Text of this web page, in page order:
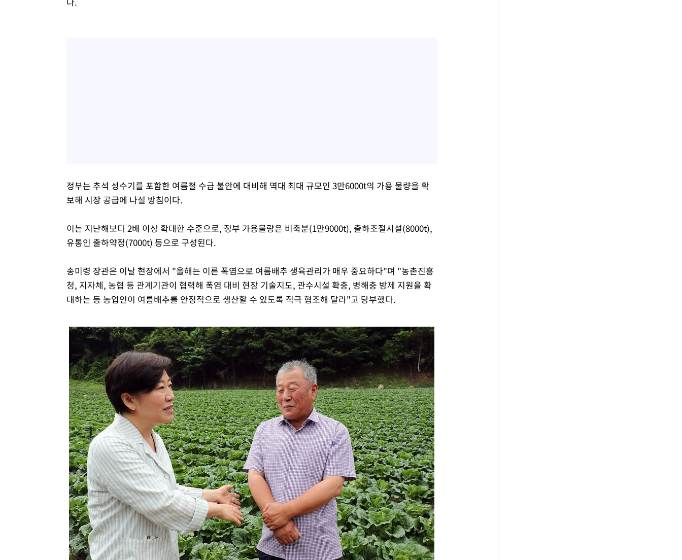
정부는 추석 성수기를 포함한 여름철 수급 불안에 대비해 역대 최대 규모인 3만6000t의 가용 물량을 확
보해 시장 공급에 나설 방침이다.
이는 지난해보다 2배 이상 확대한 수준으로, 정부 가용물량은 비축분(1만9000t), 출하조절시설(8000t),
유통인 출하약정(7000t) 등으로 구성된다.
송미령 장관은 이날 현장에서 "올해는 이른 폭염으로 여름배추 생육관리가 매우 중요하다"며 "농촌진흥
청, 지자체, 농협 등 관계기관이 협력해 폭염 대비 현장 기술지도, 관수시설 확충, 병해충 방제 지원을 확
대하는 등 농업인이 여름배추를 안정적으로 생산할 수 있도록 적극 협조해 달라"고 당부했다.